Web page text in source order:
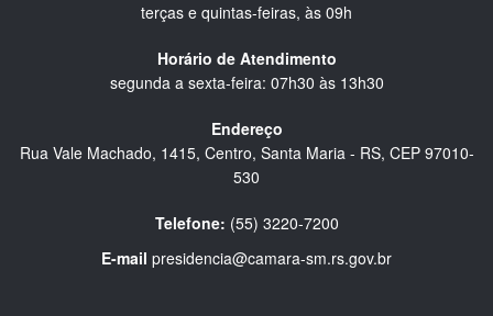
terças e quintas-feiras, às 09h
Horário de Atendimento
segunda a sexta-feira: 07h30 às 13h30
Endereço
Rua Vale Machado, 1415, Centro, Santa Maria - RS, CEP 97010-
530
Telefone: (55) 3220-7200
E-mail presidencia@camara-sm.rs.gov.br